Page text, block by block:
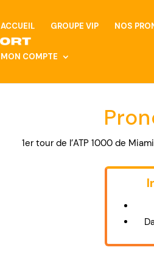
ACCUEIL GROUPE VIP NOS
MON COMPTE
1er tour de l’ATP 1000 de